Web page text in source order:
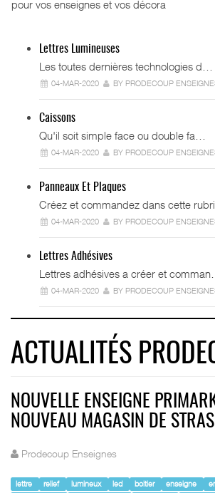
pour vos enseignes et vos décora
Lettres Lumineuses
Les toutes dernières technologies d…
04-MAR-2020 BY PRODECOUP
Caissons
Qu'il soit simple face ou double fa…
04-MAR-2020 BY PRODECOUP
Panneaux Et Plaques
Créez et commandez dans cette
04-MAR-2020 BY PRODECOUP
Lettres Adhésives
Lettres adhésives a créer et comman…
04-MAR-2020 BY PRODECOUP
ACTUALITÉS
NOUVELLE ENSEIGNE
NOUVEAU MAGASIN DE
Prodecoup Enseignes
lettre relief lumineux led boitier enseigne